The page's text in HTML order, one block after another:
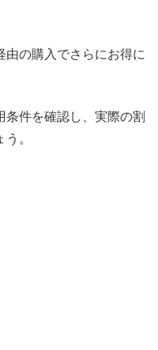
由の購入でさらにお得に
件を確認し、実際の割
。